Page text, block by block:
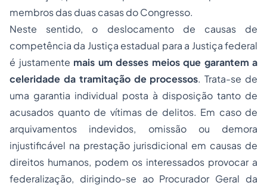
membros das duas casas do Congresso.
Neste sentido, o deslocamento de causas de
competência da Justiça estadual para a Justiça federal
é justamente mais um desses meios que garantem a
celeridade da tramitação de processos. Trata-se de
uma garantia individual posta à disposição tanto de
acusados quanto de vítimas de delitos. Em caso de
arquivamentos indevidos, omissão ou demora
injustificável na prestação jurisdicional em causas de
direitos humanos, podem os interessados provocar a
federalização, dirigindo-se ao Procurador Geral da